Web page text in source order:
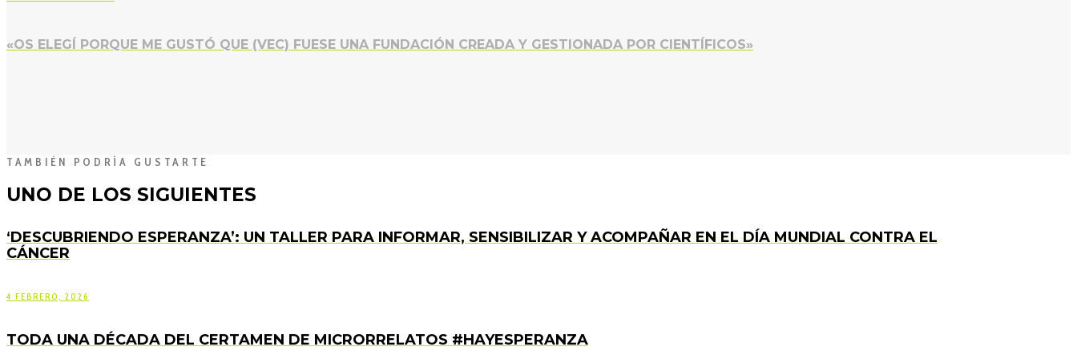
«OS ELEGÍ PORQUE ME GUSTÓ QUE (VEC) FUESE UNA FUNDACIÓN CREADA Y GESTIONADA POR CIENTÍFICOS»
TAMBIÉN PODRÍA GUSTARTE
UNO DE LOS SIGUIENTES
‘DESCUBRIENDO ESPERANZA’: UN TALLER PARA INFORMAR, SENSIBILIZAR Y ACOMPAÑAR EN EL DÍA MUNDIAL CONTRA EL
CÁNCER
4 FEBRERO, 2026
TODA UNA DÉCADA DEL CERTAMEN DE MICRORRELATOS #HAYESPERANZA